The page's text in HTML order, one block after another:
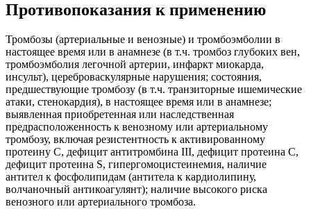
Противопоказания к применению
Тромбозы (артериальные и венозные) и тромбоэмболии в
настоящее время или в анамнезе (в т.ч. тромбоз глубоких вен,
тромбоэмболия легочной артерии, инфаркт миокарда,
инсульт), цереброваскулярные нарушения; состояния,
предшествующие тромбозу (в т.ч. транзиторные ишемические
атаки, стенокардия), в настоящее время или в анамнезе;
выявленная приобретенная или наследственная
предрасположенность к венозному или артериальному
тромбозу, включая резистентность к активированному
протеину С, дефицит антитромбина III, дефицит протеина С,
дефицит протеина S, гипергомоцистеинемия, наличие
антител к фосфолипидам (антитела к кардиолипину,
волчаночный антикоагулянт); наличие высокого риска
венозного или артериального тромбоза.